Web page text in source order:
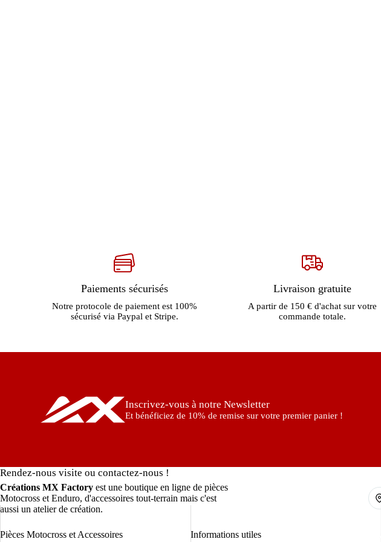
Paiements sécurisés
Notre protocole de paiement est 100%
sécurisé via Paypal et Stripe.
Livraison gratuite
A partir de 150 € d'achat sur votre
commande totale.
Inscrivez-vous à notre Newsletter
Et bénéficiez de 10% de remise sur votre premier panier !
Rendez-nous visite ou contactez-nous !
Créations MX Factory est une boutique en ligne de pièces
Motocross et Enduro, d'accessoires tout-terrain mais c'est
aussi un atelier de création.
Pièces Motocross et Accessoires Informations utiles